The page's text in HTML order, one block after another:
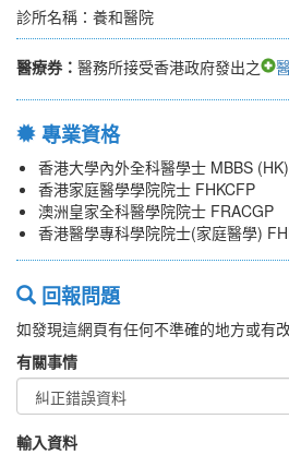
診所名稱：養和醫院
醫療券： 醫務所接受香港政府發出之
專業資格
香港大學內外全科醫學士 MBBS
香港家庭醫學學院院士 FHKCFP
澳洲皇家全科醫學院院士 FRACGP
香港醫學專科學院院士(家庭醫學)
回報問題
如發現這網頁有任何不準確的地方或有
有關事情
輸入資料